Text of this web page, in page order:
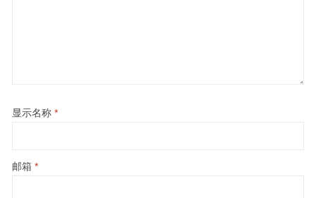
显示名称 *
邮箱 *